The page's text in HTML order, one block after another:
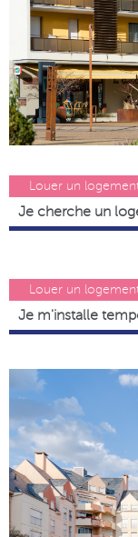
Louer un
Je cherche un
Louer un
Je m'installe